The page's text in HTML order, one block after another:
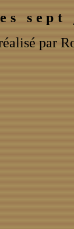
sept
par